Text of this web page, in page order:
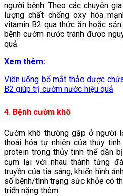
người bệnh. Theo các chuyên
lượng chất chống oxy hóa
vitamin B2 qua thức ăn hoặc
bệnh cườm nước tránh được
quả.
Xem thêm:
Viên uống bổ mắt thảo dược
B2 giúp trị cườm nước hiệu quả
4. Bệnh cườm khô
Cườm khô thường gặp ở người
thoái hóa tự nhiên của thủy
protein trong thủy tinh thể dần
cụm lại với nhau thành từng
truyền của tia sáng, khiến hình
số bệnh/tình trạng sức khỏe có
triển nặng thêm: